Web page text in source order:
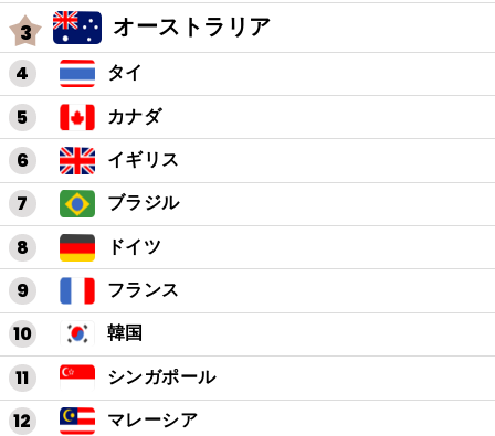
オーストラリア
タイ
カナダ
イギリス
ブラジル
ドイツ
フランス
韓国
シンガポール
マレーシア